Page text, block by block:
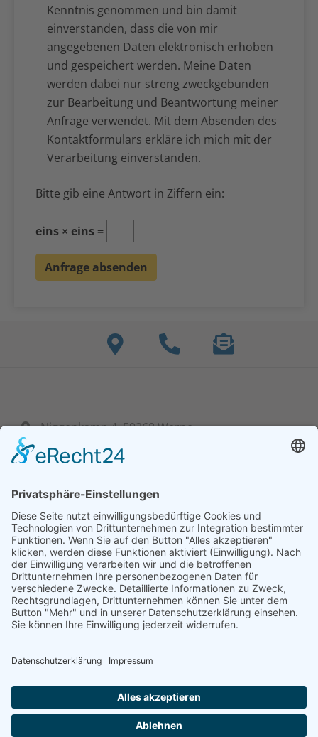
Kenntnis genommen und bin damit
einverstanden, dass die von mir
angegebenen Daten elektronisch erhoben
und gespeichert werden. Meine Daten
werden dabei nur streng zweckgebunden
zur Bearbeitung und Beantwortung meiner
Anfrage verwendet. Mit dem Absenden des
Kontaktformulars erkläre ich mich mit der
Verarbeitung einverstanden.
Bitte gib eine Antwort in Ziffern ein:
eins × eins =
Niggenkamp 4, 59368 Werne
+ 49 (0) 23 89 95 39 60-0
Mo - Fr: 7:30 bis 15:00 Uhr
Unsere Lösungen
Unser Serviceangebot
Projektierung
Nebenstromfiltration
Aggregate
Steuerungen
Zylinder
AGB